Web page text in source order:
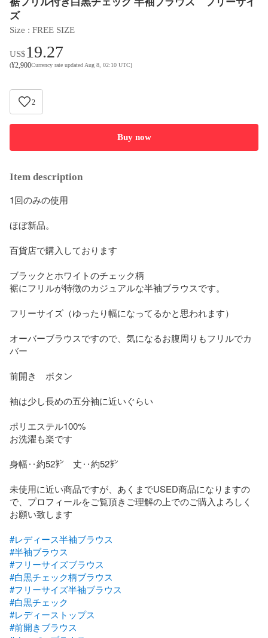
ズ
Size : FREE SIZE
US$19.27
(¥2,900Currency rate updated Aug 8, 02:10 UTC)
2
Buy now
Item description
1回のみの使用
ほぼ新品。
百貨店で購入しております
ブラックとホワイトのチェック柄
裾にフリルが特徴のカジュアルな半袖ブラウスです。
フリーサイズ（ゆったり幅になってるかと思われます）
オーバーブラウスですので、気になるお腹周りもフリルでカ
バー
前開き　ボタン
袖は少し長めの五分袖に近いぐらい
ポリエステル100%
お洗濯も楽です
身幅‥約52㌢　丈‥約52㌢
未使用に近い商品ですが、あくまでUSED商品になりますの
で、プロフィールをご覧頂きご理解の上でのご購入よろしく
お願い致します
#レディース半袖ブラウス
#半袖ブラウス
#フリーサイズブラウス
#白黒チェック柄ブラウス
#フリーサイズ半袖ブラウス
#白黒チェック
#レディーストップス
#前開きブラウス